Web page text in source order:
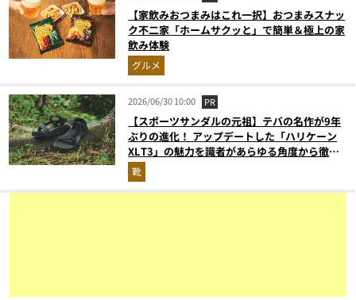
【家飲みおつまみはこれ一択】おつまみスナッ
ク不二家「ホームサクッと」で簡単＆極上の家
飲み体験
グルメ
2026/06/30 10:00 PR
【スポーツサンダルの元祖】テバの名作が9年
ぶりの進化！ アップデートした「ハリケーン
XLT3」の魅力を識者があらゆる角度から徹底
解説！
靴